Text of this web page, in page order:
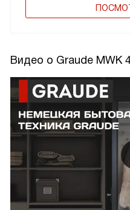
Видео о Graude MWK